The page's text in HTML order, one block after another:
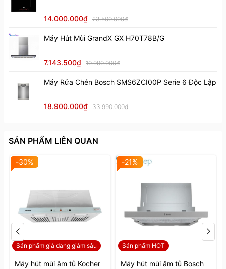
14.000.000₫ 23.500.000₫
Máy Hút Mùi GrandX GX H70T78B/G
7.143.500₫ 10.990.000₫
Máy Rửa Chén Bosch SMS6ZCI00P Serie 6 Độc Lập
18.900.000₫ 33.990.000₫
SẢN PHẨM LIÊN QUAN
Sản phẩm giá đang giảm sâu
-30%
Máy hút mùi âm tủ Kocher
Sản phẩm HOT
-21%
Máy hút mùi âm tủ Bosch